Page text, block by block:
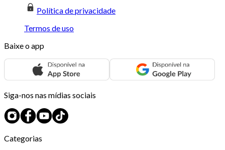
Política de privacidade
Termos de uso
Baixe o app
Siga-nos nas mídias sociais
Categorias